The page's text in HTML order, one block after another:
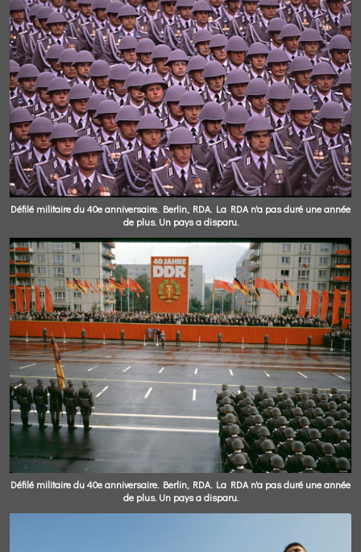
Défilé militaire du 40e anniversaire. Berlin, RDA. La RDA n'a pas duré une année
de plus. Un pays a disparu.
Défilé militaire du 40e anniversaire. Berlin, RDA. La RDA n'a pas duré une année
de plus. Un pays a disparu.